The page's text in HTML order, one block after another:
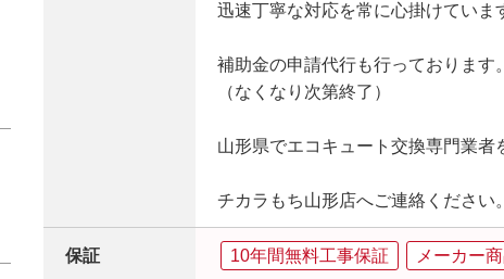
迅速丁寧な対応を常に心掛けていま
補助金の申請代行も行っております
（なくなり次第終了）
山形県でエコキュート交換専門業者
チカラもち山形店へご連絡ください
保証 10年間無料工事保証 メーカー